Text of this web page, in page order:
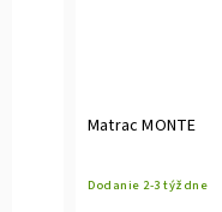
Matrac MONTE
Dodanie 2-3 týždne